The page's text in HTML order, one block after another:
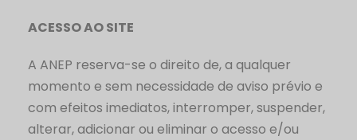
ACESSO AO SITE
A ANEP reserva-se o direito de, a qualquer
momento e sem necessidade de aviso prévio e
com efeitos imediatos, interromper, suspender,
alterar, adicionar ou eliminar o acesso e/ou